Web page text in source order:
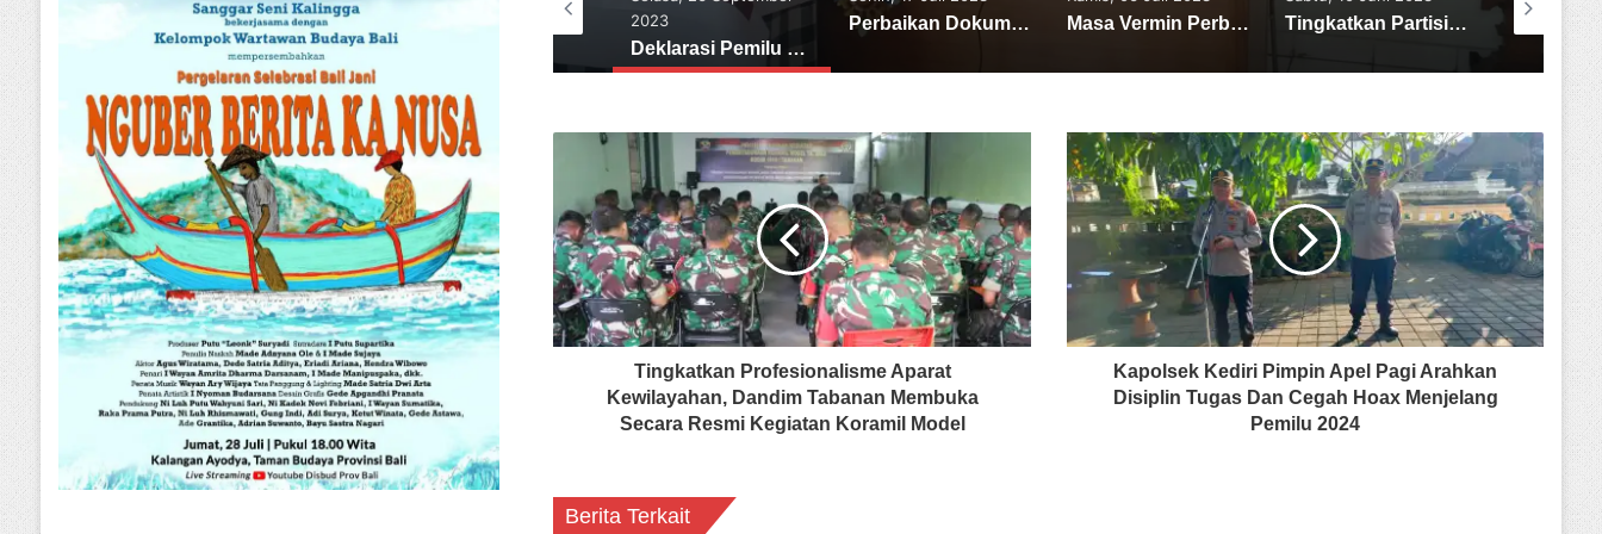
Masa Vermin Perbaikan Bacaleg DPRD, KPU Tabanan Siap Sedia Tingkatkan Partisipasi Pemilih, KPU Tabanan Rangkul Duta Demokrasi Pilkada Badung 2024, Gusde Mahendra : Pemuda Badung Selektif Menentukan Pilihan
2023
Tingkatkan Profesionalisme Aparat
Kewilayahan, Dandim Tabanan Membuka
Secara Resmi Kegiatan Koramil Model
Kapolsek Kediri Pimpin Apel Pagi Arahkan
Disiplin Tugas Dan Cegah Hoax Menjelang
Pemilu 2024
Berita Terkait